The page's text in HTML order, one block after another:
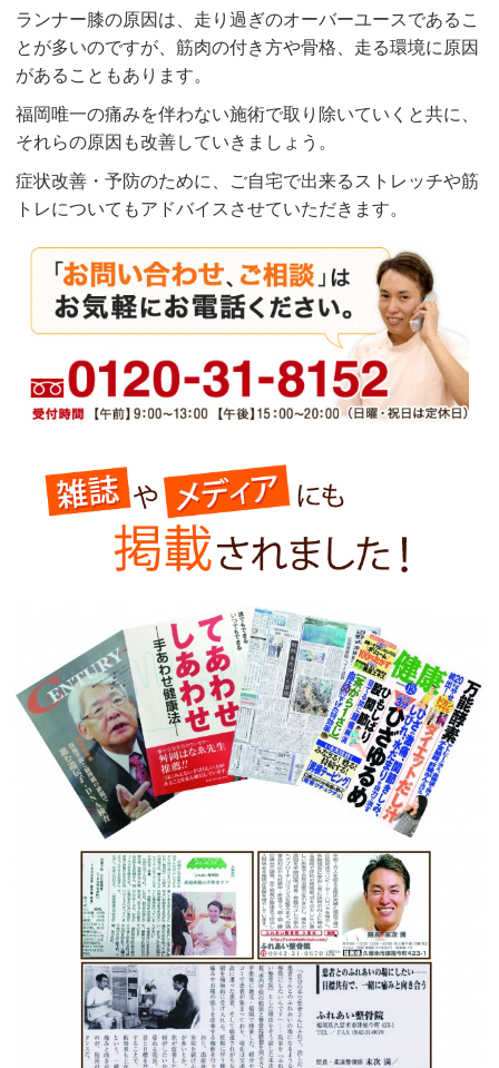
ランナー膝の原因は、走り過ぎのオーバーユースであるこ
とが多いのですが、筋肉の付き方や骨格、走る環境に原因
があることもあります。
福岡唯一の痛みを伴わない施術で取り除いていくと共に、
それらの原因も改善していきましょう。
症状改善・予防のために、ご自宅で出来るストレッチや筋
トレについてもアドバイスさせていただきます。